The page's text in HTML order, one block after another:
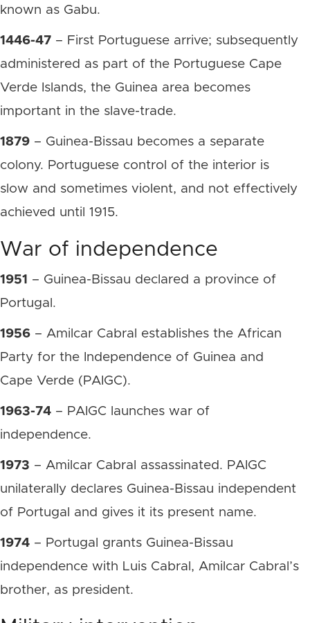
known as Gabu.
1446-47 – First Portuguese arrive; subsequently
administered as part of the Portuguese Cape
Verde Islands, the Guinea area becomes
important in the slave-trade.
1879 – Guinea-Bissau becomes a separate
colony. Portuguese control of the interior is
slow and sometimes violent, and not effectively
achieved until 1915.
War of independence
1951 – Guinea-Bissau declared a province of
Portugal.
1956 – Amilcar Cabral establishes the African
Party for the Independence of Guinea and
Cape Verde (PAIGC).
1963-74 – PAIGC launches war of
independence.
1973 – Amilcar Cabral assassinated. PAIGC
unilaterally declares Guinea-Bissau independent
of Portugal and gives it its present name.
1974 – Portugal grants Guinea-Bissau
independence with Luis Cabral, Amilcar Cabral’s
brother, as president.